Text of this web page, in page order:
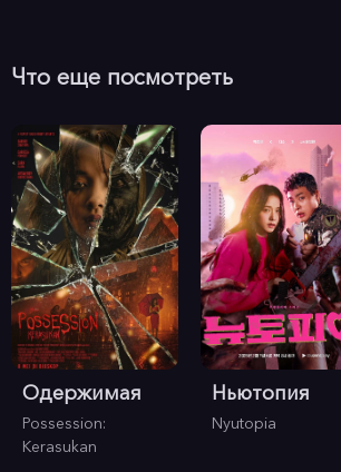
Что еще посмотреть
Одержимая
Possession:
Kerasukan
Ньютопия
Nyutopia